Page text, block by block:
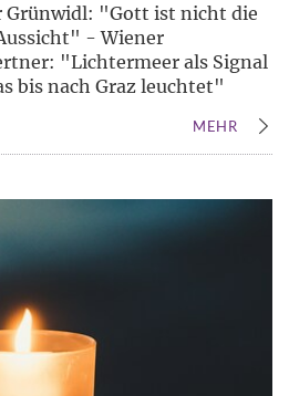
"Gott ist nicht die
- Wiener
"Lichtermeer als Signal
bis nach Graz leuchtet"
MEHR